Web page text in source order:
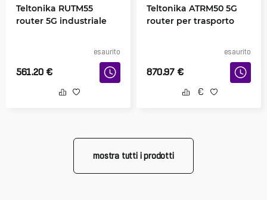
Teltonika RUTM55
router 5G industriale
esaurito
561.20 €
Teltonika ATRM50 5G
router per trasporto
esaurito
870.97 €
mostra tutti i prodotti